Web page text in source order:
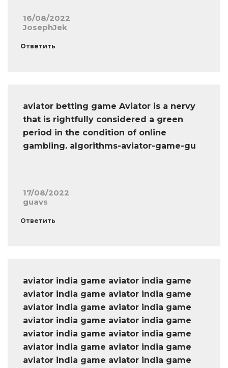
16/08/2022
JosephJek
Ответить
aviator betting game Aviator is a nervy
that is rightfully considered a green
period in the condition of online
gambling. algorithms-aviator-game-gu
17/08/2022
guavs
Ответить
aviator india game aviator india game
aviator india game aviator india game
aviator india game aviator india game
aviator india game aviator india game
aviator india game aviator india game
aviator india game aviator india game
aviator india game aviator india game